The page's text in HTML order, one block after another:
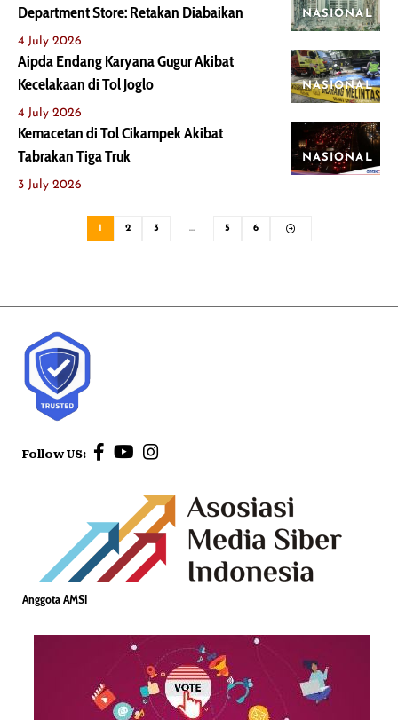
NASIONAL
Department Store: Retakan Diabaikan
4 July 2026
NASIONAL
Aipda Endang Karyana Gugur Akibat
Kecelakaan di Tol Joglo
4 July 2026
NASIONAL
Kemacetan di Tol Cikampek Akibat
Tabrakan Tiga Truk
3 July 2026
1 2 3 … 5 6
Follow US:
Anggota AMSI